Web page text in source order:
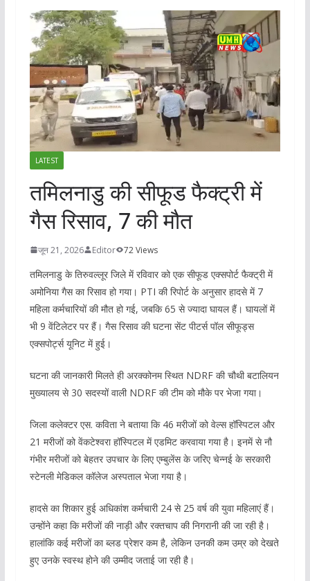
LATEST
तमिलनाडु की सीफूड फैक्ट्री में
गैस रिसाव, 7 की मौत
जून 21, 2026 Editor 72 Views
तमिलनाडु के तिरुवल्लूर जिले में रविवार को एक सीफूड एक्सपोर्ट फैक्ट्री में
अमोनिया गैस का रिसाव हो गया। PTI की रिपोर्ट के अनुसार हादसे में 7
महिला कर्मचारियों की मौत हो गई, जबकि 65 से ज्यादा घायल हैं। घायलों में
भी 9 वेंटिलेटर पर हैं। गैस रिसाव की घटना सेंट पीटर्स पॉल सीफूड्स
एक्सपोर्ट्स यूनिट में हुई।
घटना की जानकारी मिलते ही अरक्कोनम स्थित NDRF की चौथी बटालियन
मुख्यालय से 30 सदस्यों वाली NDRF की टीम को मौके पर भेजा गया।
जिला कलेक्टर एस. कविता ने बताया कि 46 मरीजों को वेल्स हॉस्पिटल और
21 मरीजों को वेंकटेश्वरा हॉस्पिटल में एडमिट करवाया गया है। इनमें से नौ
गंभीर मरीजों को बेहतर उपचार के लिए एम्बुलेंस के जरिए चेन्नई के सरकारी
स्टेनली मेडिकल कॉलेज अस्पताल भेजा गया है।
हादसे का शिकार हुई अधिकांश कर्मचारी 24 से 25 वर्ष की युवा महिलाएं हैं।
उन्होंने कहा कि मरीजों की नाड़ी और रक्तचाप की निगरानी की जा रही है।
हालांकि कई मरीजों का ब्लड प्रेशर कम है, लेकिन उनकी कम उम्र को देखते
हुए उनके स्वस्थ होने की उम्मीद जताई जा रही है।